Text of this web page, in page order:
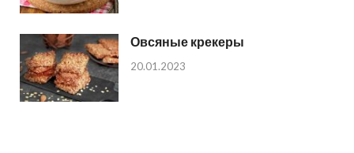
Овсяные крекеры
20.01.2023